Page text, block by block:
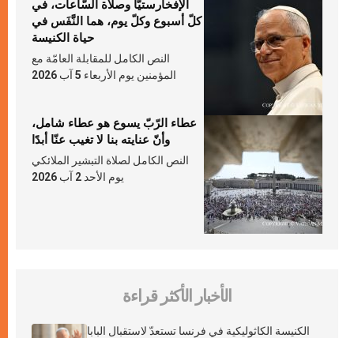
الإفخارستيّا وصلاة السّاعات، في
كلّ أسبوع وكلّ يوم، هما النَّفَس في
حياة الكنيسة
النص الكامل للمقابلة العامّة مع
المؤمنين يوم الأربعاء 5 آب 2026
عطاء الرّبّ يسوع هو عطاء شامل،
وأنّ عنايته بنا لا تغيب عنّا أبدًا
النص الكامل لصلاة التبشير الملائكي
يوم الأحد 2 آب 2026
الأخبار الأكثر قراءة
الكنيسة الكاثوليكية في فرنسا تستعدّ لاستقبال البابا